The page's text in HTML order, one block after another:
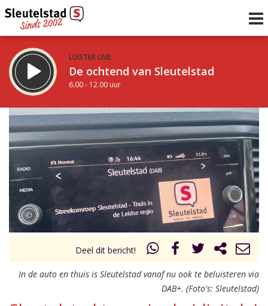
LUISTER LIVE:
De ochtend van Sleutelstad
6.00 - 12.00 uur
STRAKS:
De middag van Sleutelstad
12.00 - 18.00 uur
Vorig uur
uur 1 van 0 Volgend uur
Deel dit bericht!
In de auto en thuis is Sleutelstad vanaf nu ook te beluisteren via
DAB+. (Foto's: Sleutelstad)